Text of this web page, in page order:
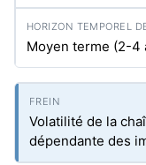
Moyen terme (2-4
Volatilité de la
dépendante des